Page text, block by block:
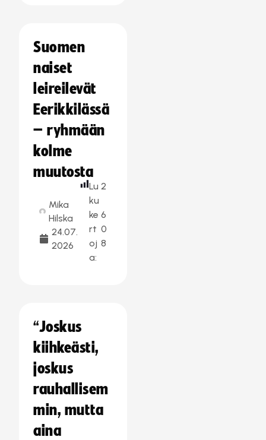
Suomen
naiset
leireilevät
Eerikkilässä
– ryhmään
kolme
muutosta
Mika
Hilska
24.07.
2026
Lu
ku
ke
rt
oj
a:
2
6
0
8
“Joskus
kiihkeästi,
joskus
rauhallisem
min, mutta
aina